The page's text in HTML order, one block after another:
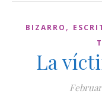
BIZARRO ,
La